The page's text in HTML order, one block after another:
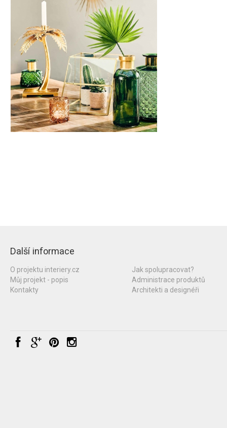
Další informace
O projektu interiery.cz
Můj projekt - popis
Kontakty
Jak spolupracovat?
Administrace produktů
Architekti a designéři